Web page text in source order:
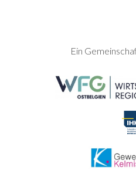
SEITENFUSS
Ein